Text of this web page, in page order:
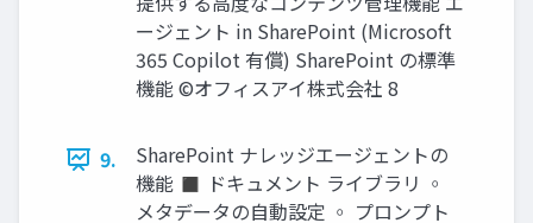
ージェント in SharePoint (Microsoft
365 Copilot 有償) SharePoint の標準
機能 ©オフィスアイ株式会社 8
9.
SharePoint ナレッジエージェントの
機能 ◼ ドキュメント ライブラリ ◦
メタデータの自動設定 ◦ プロンプト